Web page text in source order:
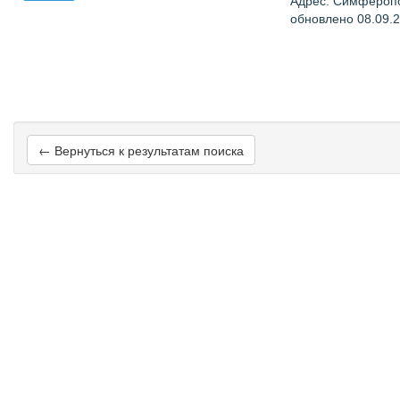
обновлено
← Вернуться к результатам поиска